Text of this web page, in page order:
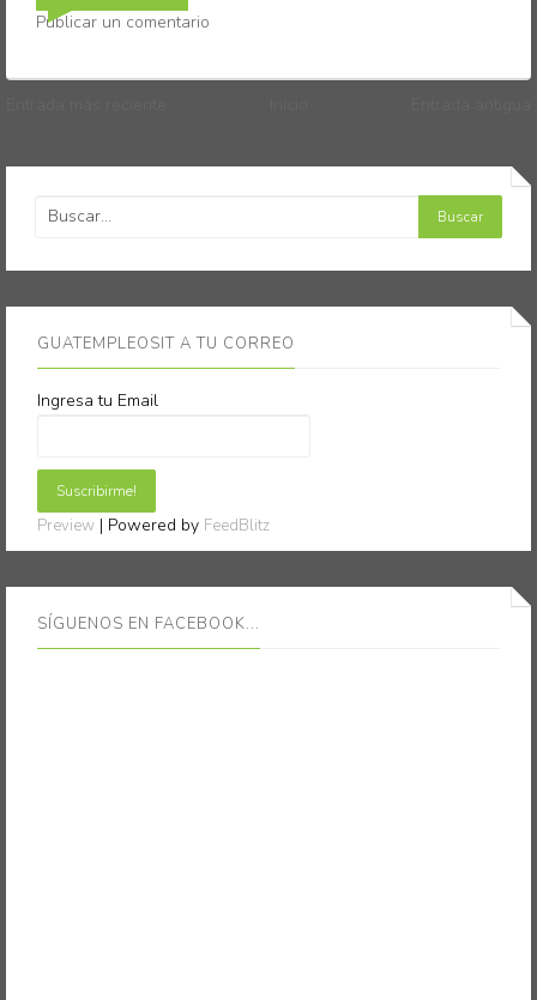
Publicar un comentario
GUATEMPLEOSIT A TU CORREO
Ingresa tu Email
Preview | Powered by FeedBlitz
SÍGUENOS EN FACEBOOK...